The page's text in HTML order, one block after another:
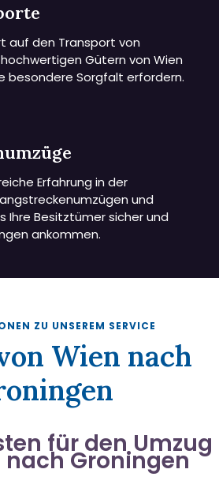
auf den Transport von
Gütern von Wien
besondere Sorgfalt erfordern.
Erfahrung in der
und
Ihre Besitztümer sicher und
ankommen.
ZU UNSEREM SERVICE
Wien nach
für den Umzug
nach Groningen